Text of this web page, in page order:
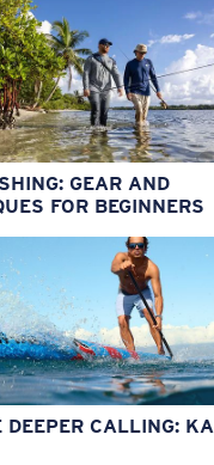
GEAR AND
FOR BEGINNERS
DEEPER CALLING: